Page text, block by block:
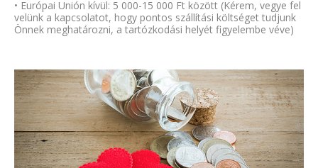
• Európai Unión kívül: 5 000-15 000 Ft között (Kérem, vegye fel
velünk a kapcsolatot, hogy pontos szállítási költséget tudjunk
Önnek meghatározni, a tartózkodási helyét figyelembe véve)